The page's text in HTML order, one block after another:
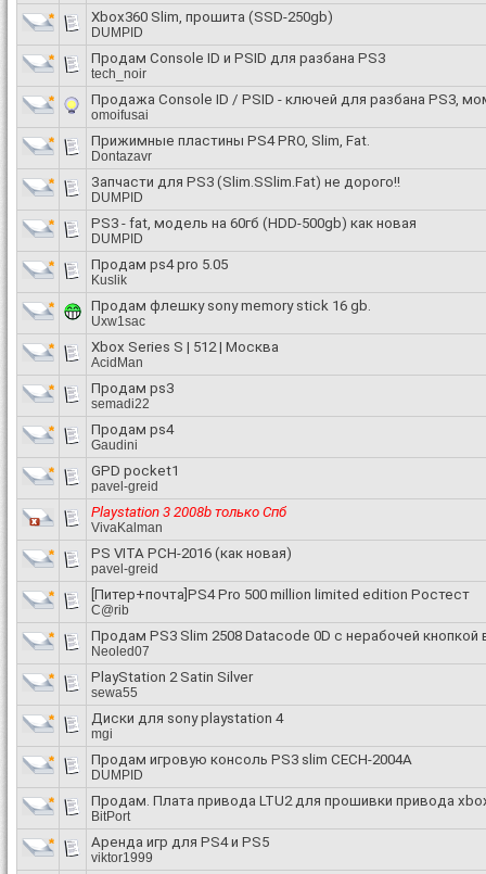
Xbox360 Slim, прошита (SSD-250gb)
DUMPID
Продам Console ID и PSID для разбана PS3
tech_noir
Продажа Console ID / PSID - ключей для разбана PS3,
omoifusai
Прижимные пластины PS4 PRO, Slim, Fat.
Dontazavr
Запчасти для PS3 (Slim.SSlim.Fat) не дорого!!
DUMPID
PS3 - fat, модель на 60гб (HDD-500gb) как новая
DUMPID
Продам ps4 pro 5.05
Kuslik
Продам флешку sony memory stick 16 gb.
Uxw1sac
Xbox Series S | 512 | Москва
AcidMan
Продам ps3
semadi22
Продам ps4
Gaudini
GPD pocket1
pavel-greid
Playstation 3 2008b только Спб
VivaKalman
PS VITA PCH-2016 (как новая)
pavel-greid
[Питер+почта]PS4 Pro 500 million limited edition Ростест
C@rib
Продам PS3 Slim 2508 Datacode 0D с нерабочей кнопкой
Neoled07
PlayStation 2 Satin Silver
sewa55
Диски для sony playstation 4
mgi
Продам игровую консоль PS3 slim CECH-2004A
DUMPID
Продам. Плата привода LTU2 для прошивки привода
BitPort
Аренда игр для PS4 и PS5
viktor1999